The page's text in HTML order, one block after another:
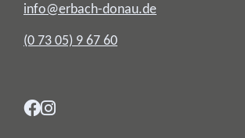
info@erbach-donau.de
(0 73 05) 9 67 60